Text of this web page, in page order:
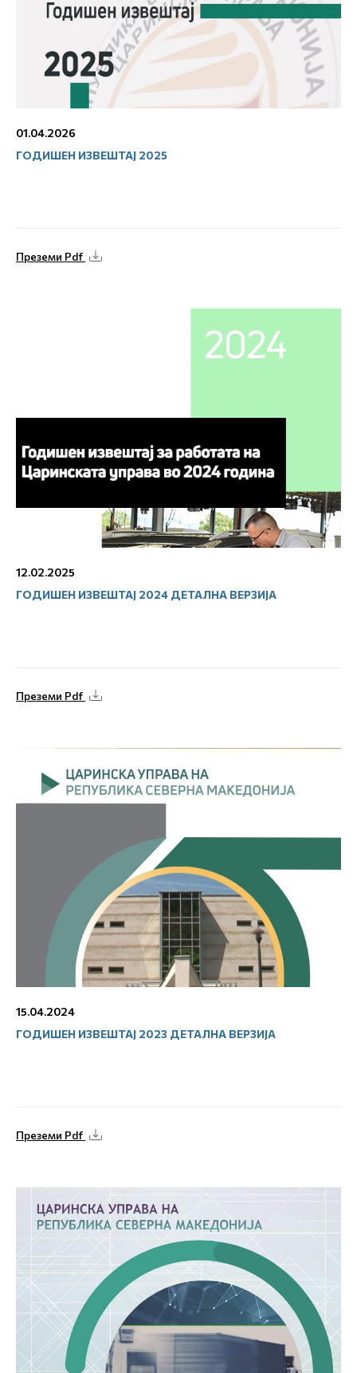
01.04.2026
ГОДИШЕН ИЗВЕШТАЈ 2025
Преземи Pdf
12.02.2025
ГОДИШЕН ИЗВЕШТАЈ 2024 ДЕТАЛНА ВЕРЗИЈА
Преземи Pdf
15.04.2024
ГОДИШЕН ИЗВЕШТАЈ 2023 ДЕТАЛНА ВЕРЗИЈА
Преземи Pdf